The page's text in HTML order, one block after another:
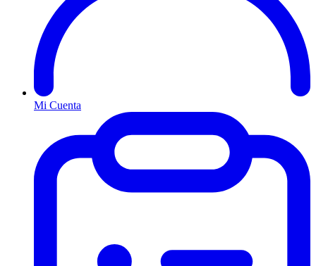
Mi Cuenta